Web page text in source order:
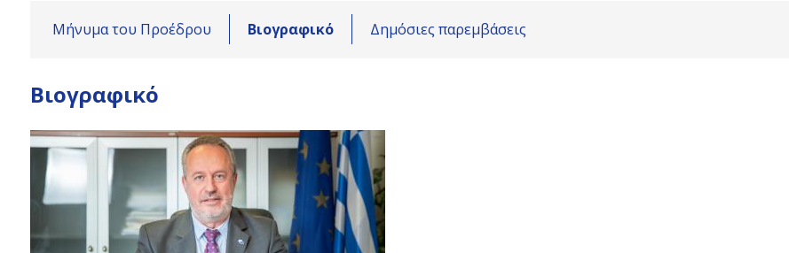
Μήνυμα του Προέδρου Βιογραφικό Δημόσιες παρεμβάσεις
to
Βιογραφικό